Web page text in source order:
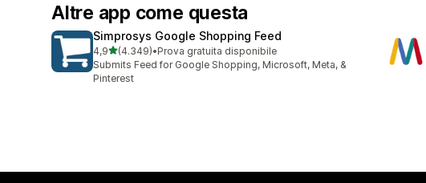
Altre app come questa
Simprosys Google Shopping Feed
4,9stelle su 5
(4.349)
4349 recensioni totali
•Prova gratuita disponibile
Submits Feed for Google Shopping, Microsoft, Meta, &
Pinterest